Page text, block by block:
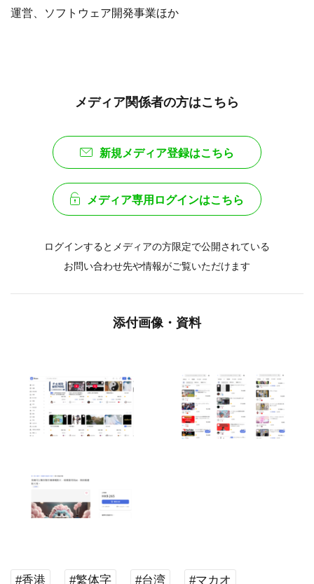
運営、ソフトウェア開発事業ほか
メディア関係者の方はこちら
新規メディア登録はこちら
メディア専用ログインはこちら
ログインするとメディアの方限定で公開されている
お問い合わせ先や情報がご覧いただけます
添付画像・資料
#香港 #繁体字 #台湾 #マカオ